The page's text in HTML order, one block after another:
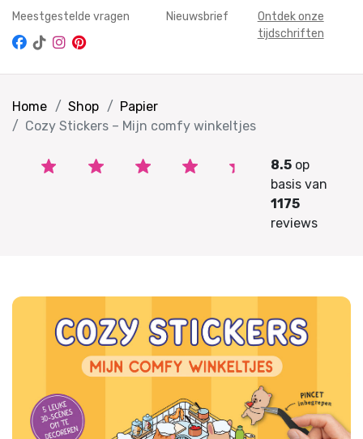
Meestgestelde vragen Nieuwsbrief
Ontdek onze
tijdschriften
Home Shop
Papier
Cozy Stickers – Mijn comfy winkeltjes
8.5op
basis van
1175
reviews